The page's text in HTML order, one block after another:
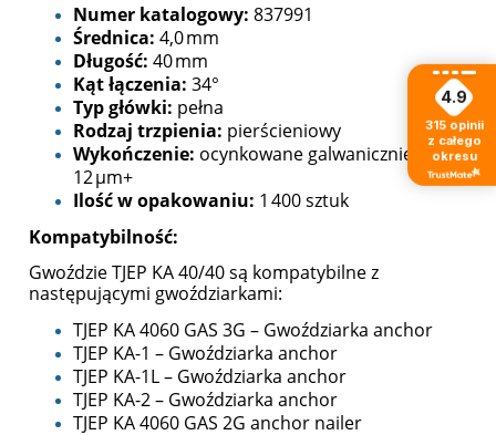
Numer katalogowy: 837991
Średnica: 4,0 mm
Długość: 40 mm
Kąt łączenia: 34°
Typ główki: pełna
Rodzaj trzpienia: pierścieniowy
Wykończenie: ocynkowane galwanicznie
12 µm+
Ilość w opakowaniu: 1 400 sztuk
Kompatybilność:
Gwoździe TJEP KA 40/40 są kompatybilne z
następującymi gwoździarkami:
TJEP KA 4060 GAS 3G – Gwoździarka anchor
TJEP KA-1 – Gwoździarka anchor
TJEP KA-1L – Gwoździarka anchor
TJEP KA-2 – Gwoździarka anchor
TJEP KA 4060 GAS 2G anchor nailer
4.9
315 opinii
z całego
okresu